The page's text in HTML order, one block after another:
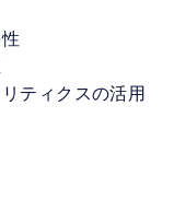
ティクスの活用